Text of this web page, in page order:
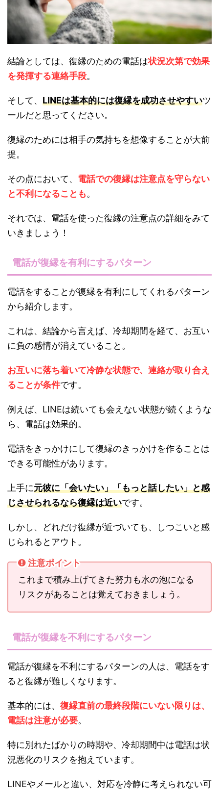
結論としては、復縁のための電話は状況次第で効果
を発揮する連絡手段。
そして、 LINEは基本的には復縁を成功させやすいツ
ールだと思ってください。
復縁のためには相手の気持ちを想像することが大前
提。
その点において、 電話での復縁は注意点を守らない
と不利になることも。
それでは、電話を使った復縁の注意点の詳細をみて
いきましょう！
電話が復縁を有利にするパターン
電話をすることが復縁を有利にしてくれるパターン
から紹介します。
これは、結論から言えば、冷却期間を経て、お互い
に負の感情が消えていること。
お互いに落ち着いて冷静な状態で、連絡が取り合え
ることが条件です。
例えば、LINEは続いても会えない状態が続くような
ら、電話は効果的。
電話をきっかけにして復縁のきっかけを作ることは
できる可能性があります。
上手に元彼に「会いたい」「もっと話したい」と感
じさせられるなら復縁は近いです。
しかし、どれだけ復縁が近づいても、しつこいと感
じられるとアウト。
注意ポイント
これまで積み上げてきた努力も水の泡になる
リスクがあることは覚えておきましょう。
電話が復縁を不利にするパターン
電話が復縁を不利にするパターンの人は、電話をす
ると復縁が難しくなります。
基本的には、 復縁直前の最終段階にいない限りは、
電話は注意が必要。
特に別れたばかりの時期や、冷却期間中は電話は状
況悪化のリスクを抱えています。
LINEやメールと違い、対応を冷静に考えられない可